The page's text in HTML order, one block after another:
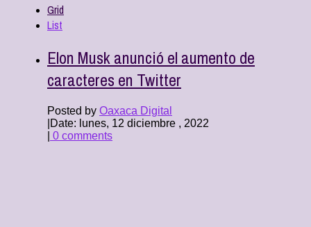
Grid
List
Elon Musk anunció el aumento de
caracteres en Twitter
Posted by Oaxaca Digital
Date: lunes, 12 diciembre , 2022
0 comments